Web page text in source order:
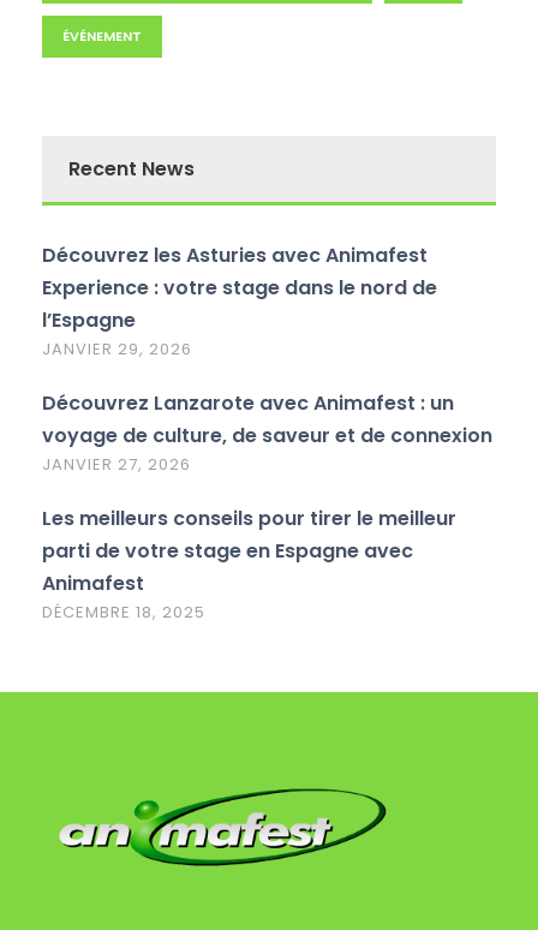
ÉVÉNEMENT
Recent News
Découvrez les Asturies avec Animafest
Experience : votre stage dans le nord de
l’Espagne
JANVIER 29, 2026
Découvrez Lanzarote avec Animafest : un
voyage de culture, de saveur et de connexion
JANVIER 27, 2026
Les meilleurs conseils pour tirer le meilleur
parti de votre stage en Espagne avec
Animafest
DÉCEMBRE 18, 2025